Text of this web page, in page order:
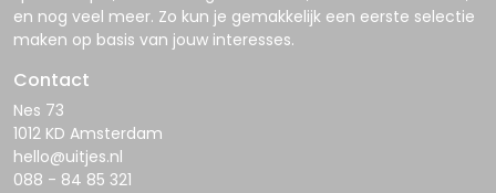
en nog veel meer. Zo kun je gemakkelijk een eerste selectie
maken op basis van jouw interesses.
Contact
Nes 73
1012 KD Amsterdam
hello@uitjes.nl
088 - 84 85 321